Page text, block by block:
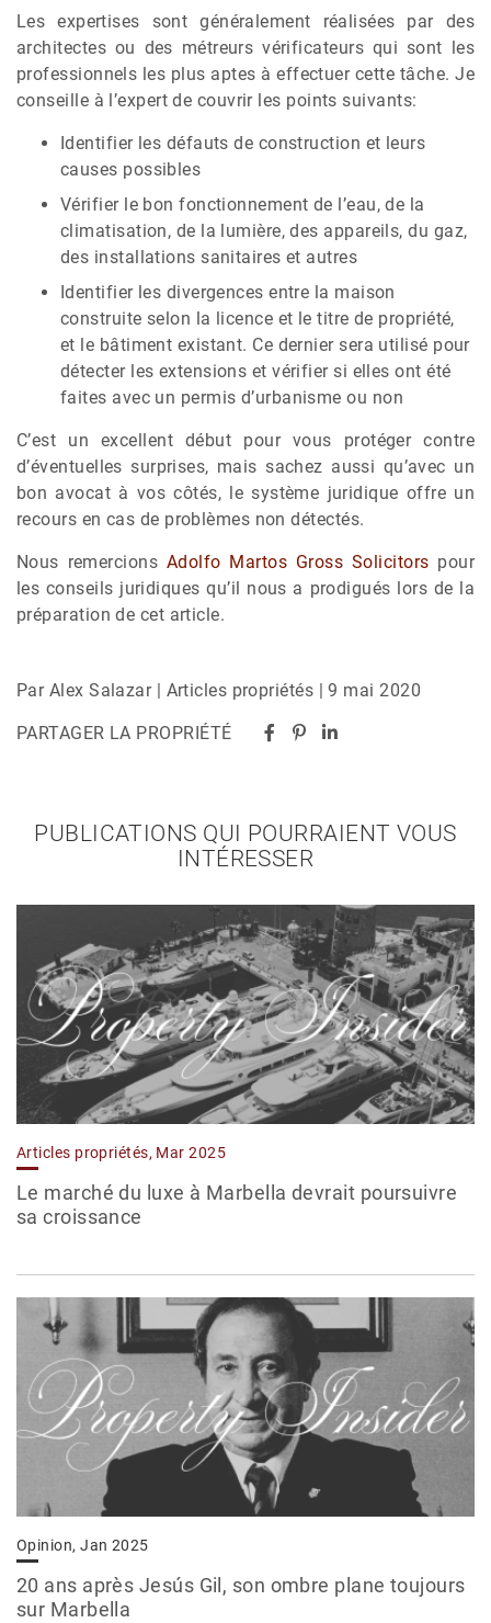
Les expertises sont généralement réalisées par des
architectes ou des métreurs vérificateurs qui sont les
professionnels les plus aptes à effectuer cette tâche. Je
conseille à l’expert de couvrir les points suivants:
Identifier les défauts de construction et leurs
causes possibles
Vérifier le bon fonctionnement de l’eau, de la
climatisation, de la lumière, des appareils, du gaz,
des installations sanitaires et autres
Identifier les divergences entre la maison
construite selon la licence et le titre de propriété,
et le bâtiment existant. Ce dernier sera utilisé pour
détecter les extensions et vérifier si elles ont été
faites avec un permis d’urbanisme ou non
C’est un excellent début pour vous protéger contre
d’éventuelles surprises, mais sachez aussi qu’avec un
bon avocat à vos côtés, le système juridique offre un
recours en cas de problèmes non détectés.
Nous remercions Adolfo Martos Gross Solicitors pour
les conseils juridiques qu’il nous a prodigués lors de la
préparation de cet article.
Par Alex Salazar | Articles propriétés | 9 mai 2020
PARTAGER LA PROPRIÉTÉ
PUBLICATIONS QUI POURRAIENT VOUS
INTÉRESSER
Articles propriétés, Mar 2025
Le marché du luxe à Marbella devrait poursuivre
sa croissance
Opinion, Jan 2025
20 ans après Jesús Gil, son ombre plane toujours
sur Marbella